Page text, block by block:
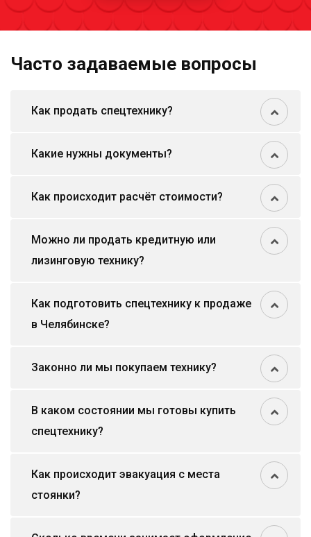
Часто задаваемые вопросы
Как продать спецтехнику?
Какие нужны документы?
Как происходит расчёт стоимости?
Можно ли продать кредитную или
лизинговую технику?
Как подготовить спецтехнику к продаже
в Челябинске?
Законно ли мы покупаем технику?
В каком состоянии мы готовы купить
спецтехнику?
Как происходит эвакуация с места
стоянки?